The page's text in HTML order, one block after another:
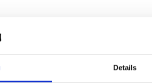
Details
einer Rechtskurve
und überschlug sich.